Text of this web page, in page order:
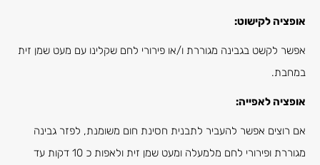
אופציה לקישוט:
אפשר לקשט בגבינה מגוררת ו/או פירורי לחם שקלינו עם מעט שמן זית
במחבת.
אופציה לאפייה:
אם רוצים אפשר להעביר לתבנית חסינת חום משומנת, לפזר גבינה
מגוררת ופירורי לחם מלמעלה ומעט שמן זית ולאפות כ 10 דקות עד